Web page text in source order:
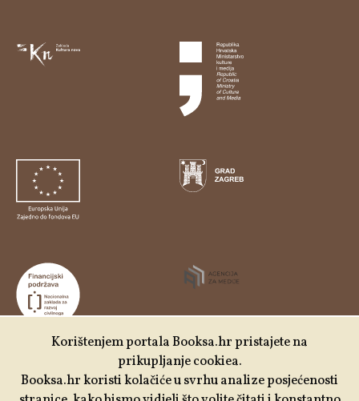
Udruga Kulturtreger je korisnik institucionalne podrške
Nacionalne zaklade za razvoj civilnoga društva za
Korištenjem portala Booksa.hr pristajete na
prikupljanje cookiea.
Booksa.hr koristi kolačiće u svrhu analize posjećenosti